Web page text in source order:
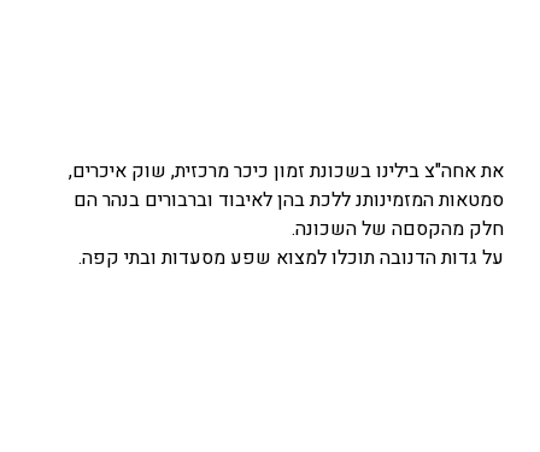
את אחה"צ בילינו בשכונת זמון כיכר מרכזית, שוק איכרים,
סמטאות המזמינותנ ללכת בהן לאיבוד וברבורים בנהר הם
חלק מהקסםה של השכונה.
על גדות הדנובה תוכלו למצוא שפע מסעדות ובתי קפה.